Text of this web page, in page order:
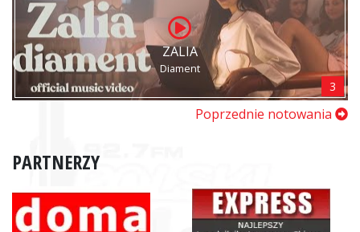
ZALIA
Diament
3
Poprzednie notowania
PARTNERZY